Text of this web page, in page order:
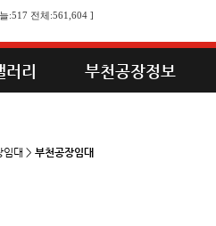
:517 전체:561,604 ]
리 부천공장정보
임대 > 부천공장임대